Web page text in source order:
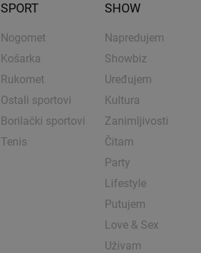
SPORT
Nogomet
Košarka
Rukomet
Ostali sportovi
Borilački sportovi
Tenis
SHOW
Napredujem
Showbiz
Uređujem
Kultura
Zanimljivosti
Čitam
Party
Lifestyle
Putujem
Love & Sex
Uživam